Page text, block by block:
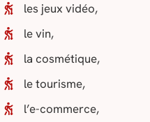
les jeux vidéo,
le vin,
la cosmétique,
le tourisme,
l’e-commerce,